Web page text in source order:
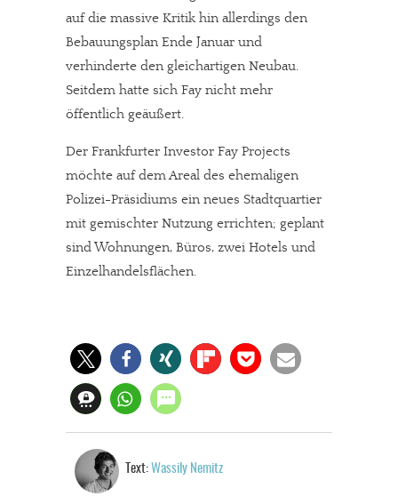
auf die massive Kritik hin allerdings den
Bebauungsplan Ende Januar und
verhinderte den gleichartigen Neubau.
Seitdem hatte sich Fay nicht mehr
öffentlich geäußert.
Der Frankfurter Investor Fay Projects
möchte auf dem Areal des ehemaligen
Polizei-Präsidiums ein neues Stadtquartier
mit gemischter Nutzung errichten; geplant
sind Wohnungen, Büros, zwei Hotels und
Einzelhandelsflächen.
Text: Wassily Nemitz